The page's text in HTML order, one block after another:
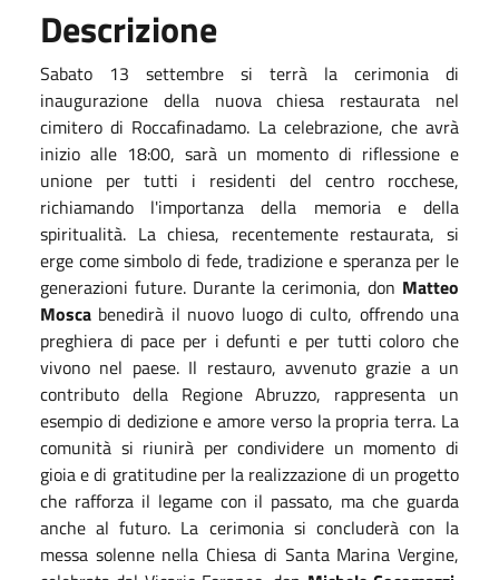
Descrizione
Sabato 13 settembre si terrà la cerimonia di
inaugurazione della nuova chiesa restaurata nel
cimitero di Roccafinadamo. La celebrazione, che avrà
inizio alle 18:00, sarà un momento di riflessione e
unione per tutti i residenti del centro rocchese,
richiamando l'importanza della memoria e della
spiritualità. La chiesa, recentemente restaurata, si
erge come simbolo di fede, tradizione e speranza per le
generazioni future. Durante la cerimonia, don Matteo
Mosca benedirà il nuovo luogo di culto, offrendo una
preghiera di pace per i defunti e per tutti coloro che
vivono nel paese. Il restauro, avvenuto grazie a un
contributo della Regione Abruzzo, rappresenta un
esempio di dedizione e amore verso la propria terra. La
comunità si riunirà per condividere un momento di
gioia e di gratitudine per la realizzazione di un progetto
che rafforza il legame con il passato, ma che guarda
anche al futuro. La cerimonia si concluderà con la
messa solenne nella Chiesa di Santa Marina Vergine,